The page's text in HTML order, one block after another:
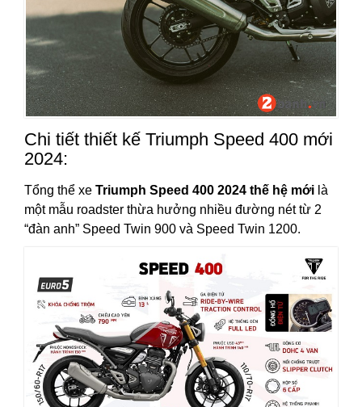
Chi tiết thiết kế Triumph Speed 400 mới
2024:
Tổng thể xe Triumph Speed 400 2024 thế hệ mới là
một mẫu roadster thừa hưởng nhiều đường nét từ 2
“đàn anh” Speed Twin 900 và Speed Twin 1200.